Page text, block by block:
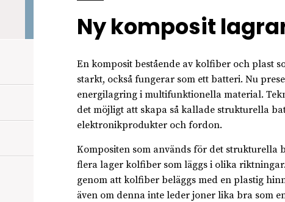
Ny komposit
En komposit bestående av kolfiber och plast
starkt, också fungerar som ett batteri. Nu
energilagring i multifunktionella material.
det möjligt att skapa så kallade strukturella
elektronikprodukter och fordon.
Kompositen som används för det strukturella
flera lager kolfiber som läggs i olika
genom att kolfiber beläggs med en plastig
även om denna inte leder joner lika bra som